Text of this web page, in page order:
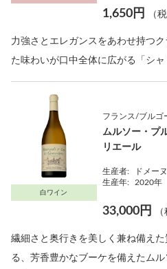
1,650円 （
力強さとエレガンスをあわせ持つ
た味わいが口中全体に広がる「シ
白ワイン
フランス/ブルゴ
ムルソー・プ
リエール
生産者:
ドメー
生産年:
2020年
33,000円
繊細さと奥行きを美しく兼ね備え
る、芳香豊かなブーケを備えたム